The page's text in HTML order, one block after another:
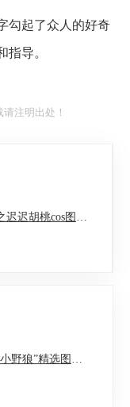
勾起了众人的好奇
指导。
注明出处！
迟迟胡桃cos图包
野狼”精选图包